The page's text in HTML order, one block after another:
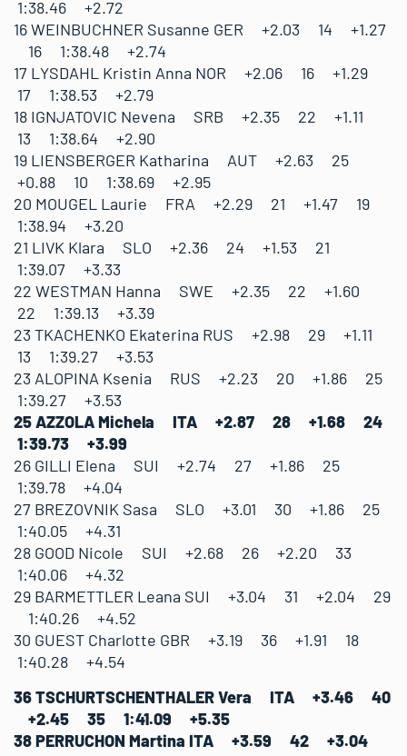
1:38.46 +2.72
16 WEINBUCHNER Susanne GER +2.03 14 +1.27
16 1:38.48 +2.74
17 LYSDAHL Kristin Anna NOR +2.06 16 +1.29
17 1:38.53 +2.79
18 IGNJATOVIC Nevena SRB +2.35 22 +1.11
13 1:38.64 +2.90
19 LIENSBERGER Katharina AUT +2.63 25
+0.88 10 1:38.69 +2.95
20 MOUGEL Laurie FRA +2.29 21 +1.47 19
1:38.94 +3.20
21 LIVK Klara SLO +2.36 24 +1.53 21
1:39.07 +3.33
22 WESTMAN Hanna SWE +2.35 22 +1.60
22 1:39.13 +3.39
23 TKACHENKO Ekaterina RUS +2.98 29 +1.11
13 1:39.27 +3.53
23 ALOPINA Ksenia RUS +2.23 20 +1.86 25
1:39.27 +3.53
25 AZZOLA Michela ITA +2.87 28 +1.68 24
1:39.73 +3.99
26 GILLI Elena SUI +2.74 27 +1.86 25
1:39.78 +4.04
27 BREZOVNIK Sasa SLO +3.01 30 +1.86 25
1:40.05 +4.31
28 GOOD Nicole SUI +2.68 26 +2.20 33
1:40.06 +4.32
29 BARMETTLER Leana SUI +3.04 31 +2.04 29
1:40.26 +4.52
30 GUEST Charlotte GBR +3.19 36 +1.91 18
1:40.28 +4.54
36 TSCHURTSCHENTHALER Vera ITA +3.46 40
+2.45 35 1:41.09 +5.35
38 PERRUCHON Martina ITA +3.59 42 +3.04